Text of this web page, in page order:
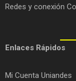
Redes y conexión
Enlaces Rápidos
Mi Cuenta Uniandes